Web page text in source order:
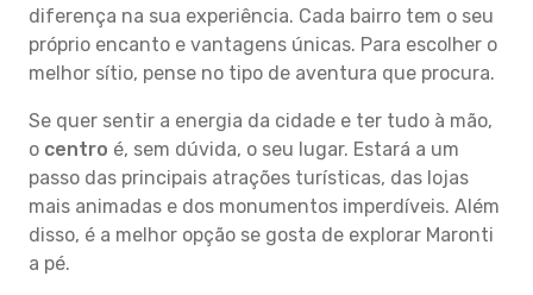
diferença na sua experiência. Cada bairro tem o seu
próprio encanto e vantagens únicas. Para escolher o
melhor sítio, pense no tipo de aventura que procura.
Se quer sentir a energia da cidade e ter tudo à mão,
o centro é, sem dúvida, o seu lugar. Estará a um
passo das principais atrações turísticas, das lojas
mais animadas e dos monumentos imperdíveis. Além
disso, é a melhor opção se gosta de explorar Maronti
a pé.